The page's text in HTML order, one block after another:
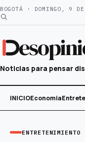
Saltar
al
BOGOTÁ · DOMINGO, 9
Noticias para pensar
INICIOEconomia
ENTRETENIMIENTO